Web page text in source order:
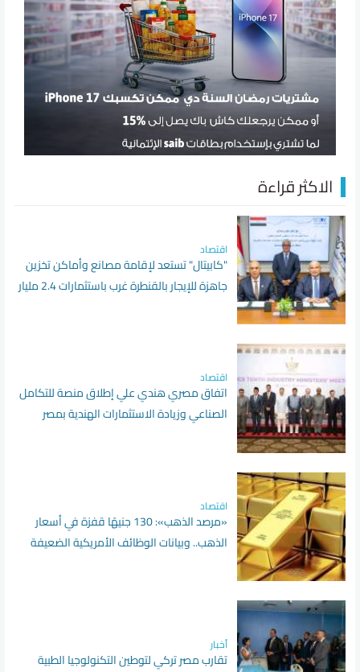
الاكثر قراءة
اقتصاد
"كابيتال" تستعد لإقامة مصانع وأماكن تخزين
جاهزة للإيجار بالقنطرة غرب باستثمارات 2.4 مليار
اقتصاد
اتفاق مصري هندي علي إطلاق منصة للتكامل
الصناعي وزيادة الاستثمارات الهندية بمصر
اقتصاد
«مرصد الذهب»: 130 جنيهًا قفزة في أسعار
الذهب.. وبيانات الوظائف الأمريكية الضعيفة
أخبار
تقارب مصر تركي لتوطين التكنولوجيا الطبية